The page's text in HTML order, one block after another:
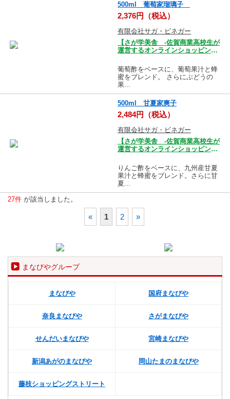
500ml 葡萄家瑠璃子
2,376円（税込）
有限会社サガ・ビネガー
【さが学美舎 -佐賀商業高校生が
運営するオンラインショッピング
葡萄酢をベースに、葡萄果汁と蜂
蜜をブレンド。 さらにぶどうの
果...
500ml 甘夏家爽子
2,484円（税込）
有限会社サガ・ビネガー
【さが学美舎 -佐賀商業高校生が
運営するオンラインショッピング
りんご酢をベースに、九州産甘夏
果汁と蜂蜜をブレンド。さらに甘
夏...
27件 が該当しました。
« 1 2 »
まなびやグループ
まなびや 国府まなびや
奈良まなびや さがまなびや
せんだいまなびや 宮崎まなびや
新潟あがのまなびや 岡山たまのまなびや
藤枝ショッピングストリート